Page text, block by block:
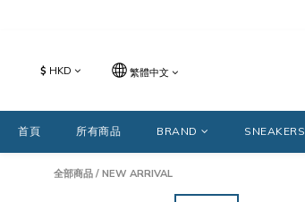
$ HKD 繁體中文
首頁 所有商品 BRAND SNEAKERS
全部商品 / NEW ARRIVAL